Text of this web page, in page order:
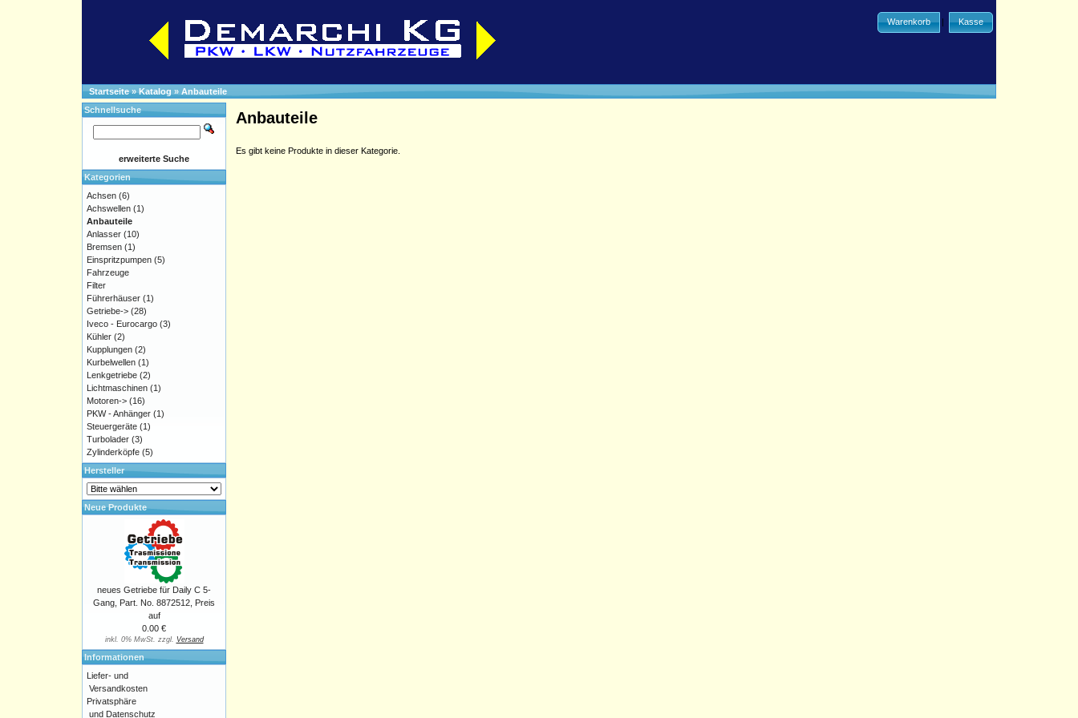
Warenkorb | Kasse
Startseite»Katalog » Anbauteile
Anbauteile
Es gibt keine Produkte in dieser Kategorie.
Schnellsuche
erweiterte Suche
Kategorien
Achsen (6)
Achswellen (1)
Anbauteile
Anlasser (10)
Bremsen (1)
Einspritzpumpen (5)
Fahrzeuge
Filter
Führerhäuser (1)
Getriebe-> (28)
Iveco - Eurocargo (3)
Kühler (2)
Kupplungen (2)
Kurbelwellen (1)
Lenkgetriebe (2)
Lichtmaschinen (1)
Motoren-> (16)
PKW - Anhänger (1)
Steuergeräte (1)
Turbolader (3)
Zylinderköpfe (5)
Hersteller
Neue Produkte
neues Getriebe für Daily C 5-
Gang, Part. No. 8872512, Preis
auf
0.00 €
inkl. 0% MwSt. zzgl. Versand
Informationen
Liefer- und
Versandkosten
Privatsphäre
und Datenschutz